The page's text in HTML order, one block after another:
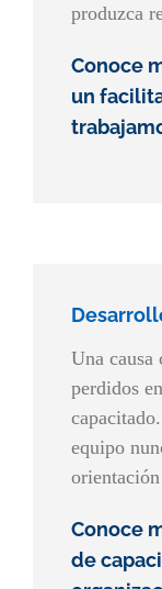
produzca
Conoce
un
Una causa
perdidos
equipo
Conoce
de